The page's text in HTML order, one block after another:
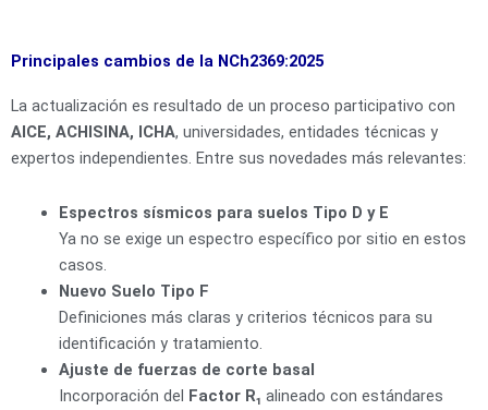
Principales cambios de la NCh2369:2025
La actualización es resultado de un proceso participativo con
AICE, ACHISINA, ICHA, universidades, entidades técnicas y
expertos independientes. Entre sus novedades más relevantes:
Espectros sísmicos para suelos Tipo D y E
Ya no se exige un espectro específico por sitio en estos
casos.
Nuevo Suelo Tipo F
Definiciones más claras y criterios técnicos para su
identificación y tratamiento.
Ajuste de fuerzas de corte basal
Incorporación del Factor R₁ alineado con estándares